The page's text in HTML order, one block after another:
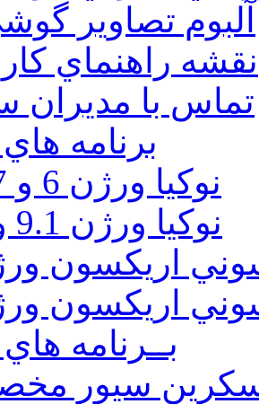
آلبوم تصاوير
نقشه راهنماي
تماس با مديران
برنامه
نوکیا ورژن 6 و 7 و 8
نوکیا ورژن 9.1 و 9.2
اريكسون
اريكسون
بــرنامه هاي
سيور